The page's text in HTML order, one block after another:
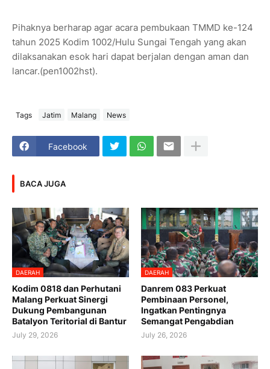
Pihaknya berharap agar acara pembukaan TMMD ke-124
tahun 2025 Kodim 1002/Hulu Sungai Tengah yang akan
dilaksanakan esok hari dapat berjalan dengan aman dan
lancar.(pen1002hst).
Tags Jatim Malang News
Facebook
BACA JUGA
DAERAH
Kodim 0818 dan Perhutani
Malang Perkuat Sinergi
Dukung Pembangunan
Batalyon Teritorial di Bantur
July 29, 2026
DAERAH
Danrem 083 Perkuat
Pembinaan Personel,
Ingatkan Pentingnya
Semangat Pengabdian
July 26, 2026